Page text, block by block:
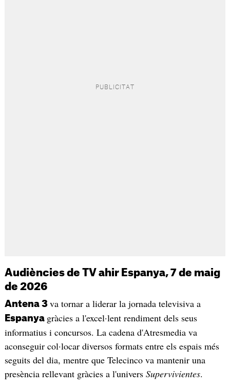
Audiències de TV ahir Espanya, 7 de maig
de 2026
Antena 3 va tornar a liderar la jornada televisiva a
Espanya gràcies a l'excel·lent rendiment dels seus
informatius i concursos. La cadena d'Atresmedia va
aconseguir col·locar diversos formats entre els espais més
seguits del dia, mentre que Telecinco va mantenir una
presència rellevant gràcies a l'univers Supervivientes.